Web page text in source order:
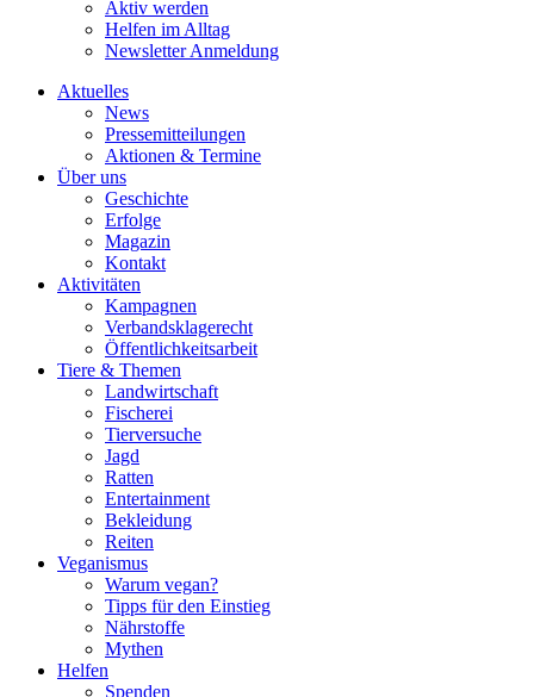
Aktiv werden
Helfen im Alltag
Newsletter Anmeldung
Aktuelles
News
Pressemitteilungen
Aktionen & Termine
Über uns
Geschichte
Erfolge
Magazin
Kontakt
Aktivitäten
Kampagnen
Verbandsklagerecht
Öffentlichkeitsarbeit
Tiere & Themen
Landwirtschaft
Fischerei
Tierversuche
Jagd
Ratten
Entertainment
Bekleidung
Reiten
Veganismus
Warum vegan?
Tipps für den Einstieg
Nährstoffe
Mythen
Helfen
Spenden